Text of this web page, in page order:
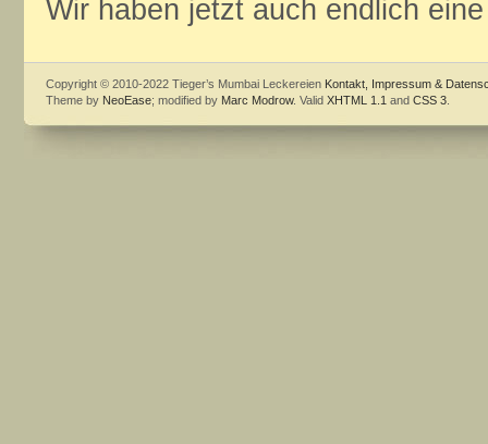
Wir haben jetzt auch endlich
Copyright © 2010-2022 Tieger’s Mumbai Leckereien Kontakt, Impressum &
Theme by NeoEase; modified by Marc Modrow. Valid XHTML 1.1 and CSS 3